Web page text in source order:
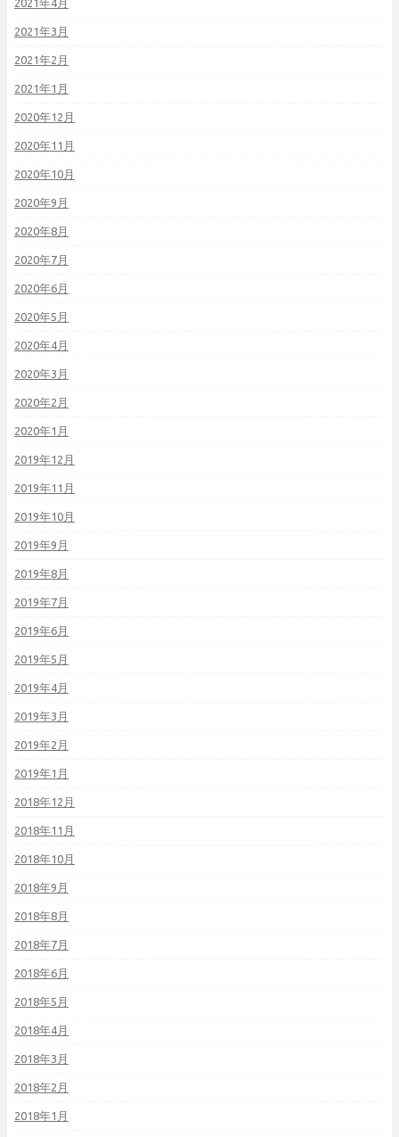
2021年4月
2021年3月
2021年2月
2021年1月
2020年12月
2020年11月
2020年10月
2020年9月
2020年8月
2020年7月
2020年6月
2020年5月
2020年4月
2020年3月
2020年2月
2020年1月
2019年12月
2019年11月
2019年10月
2019年9月
2019年8月
2019年7月
2019年6月
2019年5月
2019年4月
2019年3月
2019年2月
2019年1月
2018年12月
2018年11月
2018年10月
2018年9月
2018年8月
2018年7月
2018年6月
2018年5月
2018年4月
2018年3月
2018年2月
2018年1月